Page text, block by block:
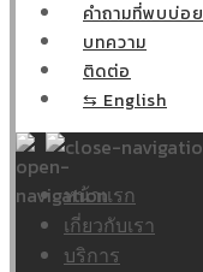
คำถามที่พบบ่อย
บทความ
ติดต่อ
⇆ English
หน้าแรก
เกี่ยวกับเรา
บริการ